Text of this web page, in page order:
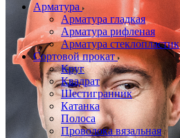
Арматура
Арматура гладкая
Арматура рифленая
Арматура стеклопластик
Сортовой прокат
Круг
Квадрат
Шестигранник
Катанка
Полоса
Проволока вязальная